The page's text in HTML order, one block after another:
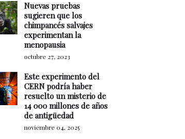
Nuevas pruebas
sugieren que los
chimpancés salvajes
experimentan la
menopausia
octubre 27, 2023
Este experimento del
CERN podría haber
resuelto un misterio de
14 000 millones de años
de antigüedad
noviembre 04, 2025